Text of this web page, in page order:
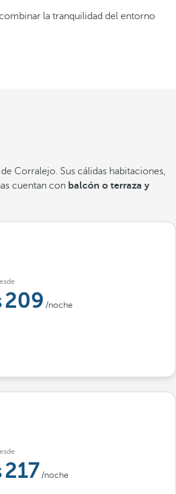
la tranquilidad del entorno
Corralejo. Sus cálidas habitaciones,
cuentan con balcón o terraza y
209 /noche
217 /noche